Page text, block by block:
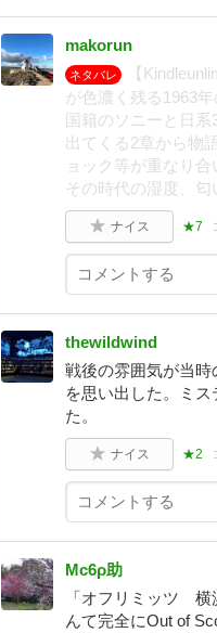
makorun
ネタバレ
【
が色濃く残る1963
国籍のソニーと日
出てくる2章から物
ョック等が重なり
その時代の湿度、匂
ナイス ★7
thewildwind
戦後の雰囲気が当
を思い出した。ミ
た。
ナイス ★2
Mc6ρ助
「オフリミッツ 横
んて完全にOut of